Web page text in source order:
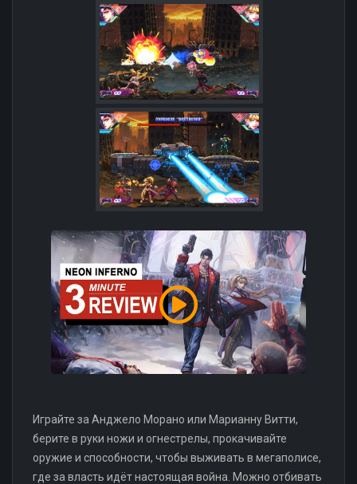
Играйте за Анджело Морано или Марианну Витти,
берите в руки ножи и огнестрелы, прокачивайте
оружие и способности, чтобы выживать в мегаполисе,
где за власть идёт настоящая война. Можно отбивать